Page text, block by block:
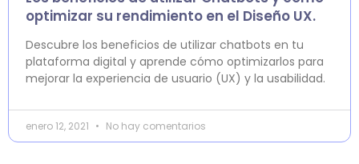
optimizar su rendimiento en el Diseño UX.
Descubre los beneficios de utilizar chatbots en tu
plataforma digital y aprende cómo optimizarlos para
mejorar la experiencia de usuario (UX) y la usabilidad.
enero 12, 2021 No hay comentarios